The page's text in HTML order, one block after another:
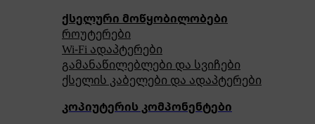
ქსელური მოწყობილობები
როუტერები
Wi-Fi ადაპტერები
გამანაწილებლები და სვიჩები
ქსელის კაბელები და ადაპტერები
კოპიუტერის კომპონენტები